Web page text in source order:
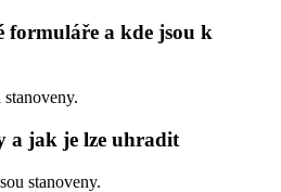
formuláře a kde jsou k
stanoveny.
a jak je lze uhradit
stanoveny.